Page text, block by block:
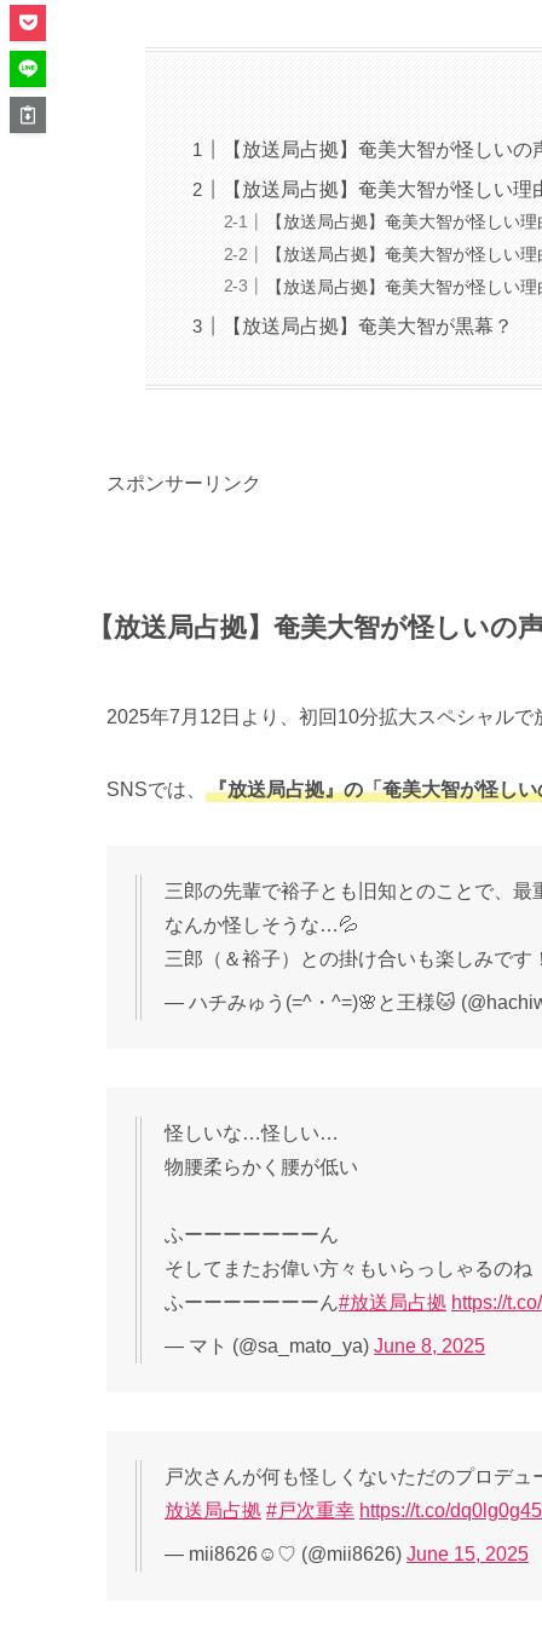
【放送局占拠】奄美大智が怪しいの
【放送局占拠】奄美大智が怪しい理
【放送局占拠】奄美大智が怪し
【放送局占拠】奄美大智が怪し
【放送局占拠】奄美大智が怪し
【放送局占拠】奄美大智が黒幕？
スポンサーリンク
【放送局占拠】奄美大智が怪しいの
2025年7月12日より、初回10分拡大スペシャル
SNSでは、 『放送局占拠』の「奄美大智が怪し
三郎の先輩で裕子とも旧知とのことで、最
なんか怪しそうな…💦
三郎（＆裕子）との掛け合いも楽しみです
— ハチみゅう(=^・^=)🌸と王様🐱
怪しいな…怪しい…
物腰柔らかく腰が低い
ふーーーーーーーん
そしてまたお偉い方々もいらっしゃるのね
ふーーーーーーーん#放送局占拠 https://
— マト (@sa_mato_ya) June 8, 2025
戸次さんが何も怪しくないただのプロデ
放送局占拠 #戸次重幸 https://t.co/
— mii8626☺︎♡ (@mii8626) June 15, 2025